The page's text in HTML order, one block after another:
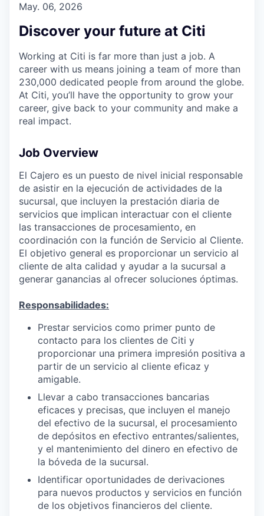
May. 06, 2026
Discover your future at Citi
Working at Citi is far more than just a job. A
career with us means joining a team of more than
230,000 dedicated people from around the globe.
At Citi, you’ll have the opportunity to grow your
career, give back to your community and make a
real impact.
Job Overview
El Cajero es un puesto de nivel inicial responsable
de asistir en la ejecución de actividades de la
sucursal, que incluyen la prestación diaria de
servicios que implican interactuar con el cliente
las transacciones de procesamiento, en
coordinación con la función de Servicio al Cliente.
El objetivo general es proporcionar un servicio al
cliente de alta calidad y ayudar a la sucursal a
generar ganancias al ofrecer soluciones óptimas.
Responsabilidades:
Prestar servicios como primer punto de
contacto para los clientes de Citi y
proporcionar una primera impresión positiva a
partir de un servicio al cliente eficaz y
amigable.
Llevar a cabo transacciones bancarias
eficaces y precisas, que incluyen el manejo
del efectivo de la sucursal, el procesamiento
de depósitos en efectivo entrantes/salientes,
y el mantenimiento del dinero en efectivo de
la bóveda de la sucursal.
Identificar oportunidades de derivaciones
para nuevos productos y servicios en función
de los objetivos financieros del cliente.